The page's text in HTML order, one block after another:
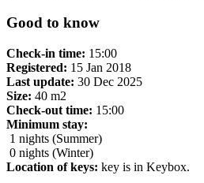
Good to know
Check-in time: 15:00
Registered: 15 Jan 2018
Last update: 30 Dec 2025
Size: 40 m2
Check-out time: 15:00
Minimum stay:
1 nights (Summer)
0 nights (Winter)
Location of keys: key is in Keybox.